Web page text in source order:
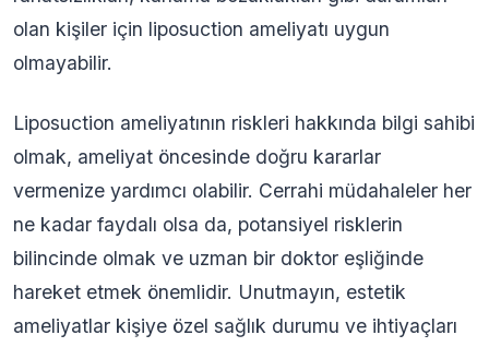
olan kişiler için liposuction ameliyatı uygun
olmayabilir.
Liposuction ameliyatının riskleri hakkında bilgi sahibi
olmak, ameliyat öncesinde doğru kararlar
vermenize yardımcı olabilir. Cerrahi müdahaleler her
ne kadar faydalı olsa da, potansiyel risklerin
bilincinde olmak ve uzman bir doktor eşliğinde
hareket etmek önemlidir. Unutmayın, estetik
ameliyatlar kişiye özel sağlık durumu ve ihtiyaçları